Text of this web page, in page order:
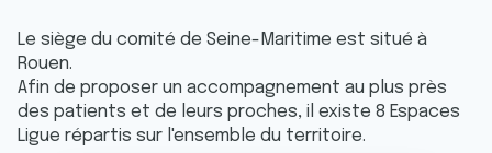
Le siège du comité de Seine-Maritime est situé à
Rouen.
Afin de proposer un accompagnement au plus près
des patients et de leurs proches, il existe 8 Espaces
Ligue répartis sur l'ensemble du territoire.